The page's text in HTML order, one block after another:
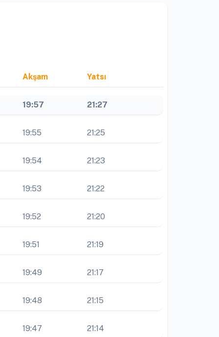
Akşam Yatsı
19:57 21:27
19:55 21:25
19:54 21:23
19:53 21:22
19:52 21:20
19:51 21:19
19:49 21:17
19:48 21:15
19:47 21:14